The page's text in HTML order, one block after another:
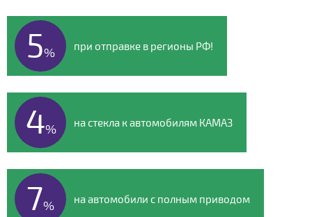
5% при отправке в регионы РФ!
4% на стекла к автомобилям КАМАЗ
7% на автомобили с полным приводом